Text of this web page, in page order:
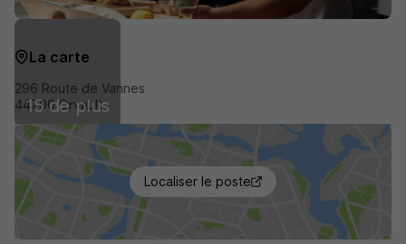
15 de plus
La carte
296 Route de Vannes
44700 Orvault
Localiser le poste